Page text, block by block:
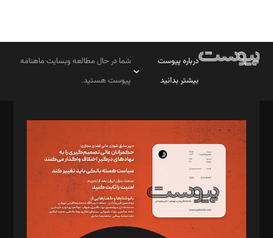
درباره پیوست
بیشتر بدانید
شما در حال مطالعه وبسایت ماهنامه
پیوست هستید.
مدیر مسئول: محمدباقر اثنی‌عشری
سردبیر: مهرک محمودی
دبیر تحریریه: میثم قاسمی
د‌بیر ناداستان: سمانه سمیع
د‌بیر خدمت و تجارت: ابوالفضل رجبی
د‌بیر حقوق فناوری: حسام‌الدین ایپکچی
د‌بیر پیوست جهان: مینا پاکدل